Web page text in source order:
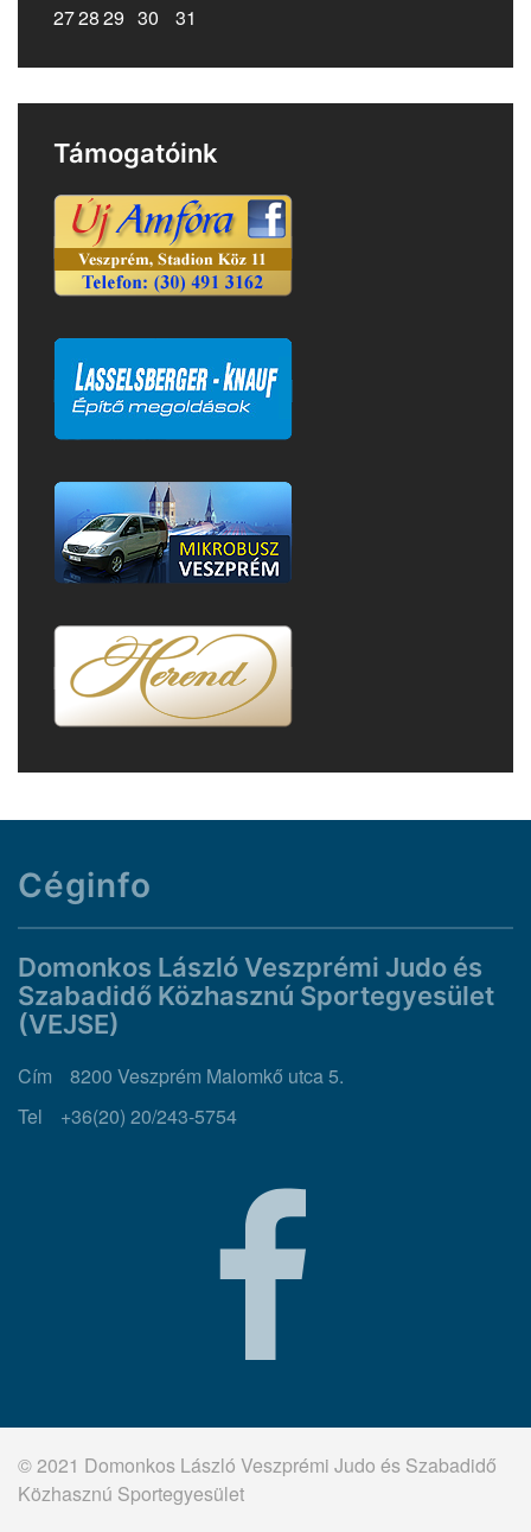
272829 30 31
Támogatóink
Céginfo
Domonkos László Veszprémi Judo és
Szabadidő Közhasznú Sportegyesület
(VEJSE)
Cím
8200 Veszprém Malomkő utca 5.
Tel
+36(20) 20/243-5754
© 2021 Domonkos László Veszprémi Judo és Szabadidő
Közhasznú Sportegyesület